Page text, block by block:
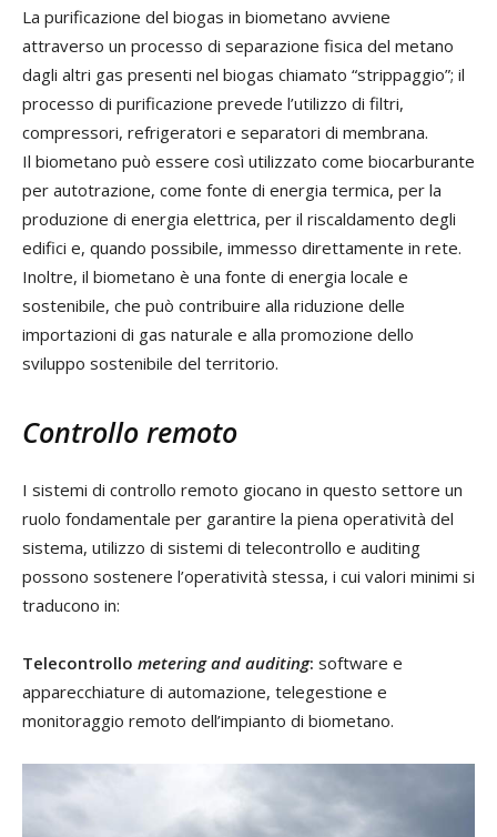
La purificazione del biogas in biometano avviene
attraverso un processo di separazione fisica del metano
dagli altri gas presenti nel biogas chiamato “strippaggio”; il
processo di purificazione prevede l’utilizzo di filtri,
compressori, refrigeratori e separatori di membrana.
Il biometano può essere così utilizzato come biocarburante
per autotrazione, come fonte di energia termica, per la
produzione di energia elettrica, per il riscaldamento degli
edifici e, quando possibile, immesso direttamente in rete.
Inoltre, il biometano è una fonte di energia locale e
sostenibile, che può contribuire alla riduzione delle
importazioni di gas naturale e alla promozione dello
sviluppo sostenibile del territorio.
Controllo remoto
I sistemi di controllo remoto giocano in questo settore un
ruolo fondamentale per garantire la piena operatività del
sistema, utilizzo di sistemi di telecontrollo e auditing
possono sostenere l’operatività stessa, i cui valori minimi si
traducono in:
Telecontrollo metering and auditing: software e
apparecchiature di automazione, telegestione e
monitoraggio remoto dell’impianto di biometano.